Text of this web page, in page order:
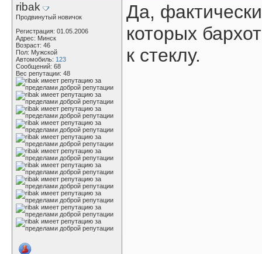
ribak
Продвинутый новичок
Регистрация: 01.05.2006
Адрес: Минск
Возраст: 46
Пол: Мужской
Автомобиль: 123
Сообщений: 68
Вес репутации: 48
Да,
которых
к стеклу.